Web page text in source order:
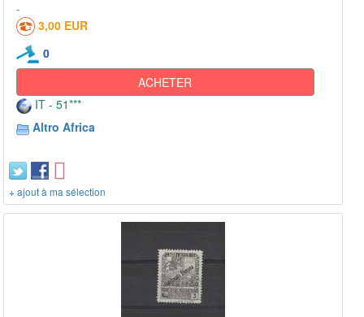
3,00 EUR
0
ACHETER
IT - 51***
Altro Africa
+ ajout à ma sélection